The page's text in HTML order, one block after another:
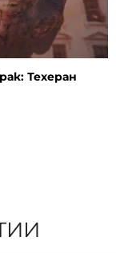
Техеран